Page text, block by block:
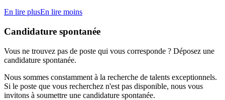
En lire plusEn lire moins
Candidature spontanée
Vous ne trouvez pas de poste qui vous corresponde ? Déposez une
candidature spontanée.
Nous sommes constamment à la recherche de talents exceptionnels.
Si le poste que vous recherchez n'est pas disponible, nous vous
invitons à soumettre une candidature spontanée.